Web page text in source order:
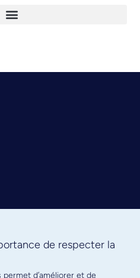
de respecter la
permet d’améliorer et de